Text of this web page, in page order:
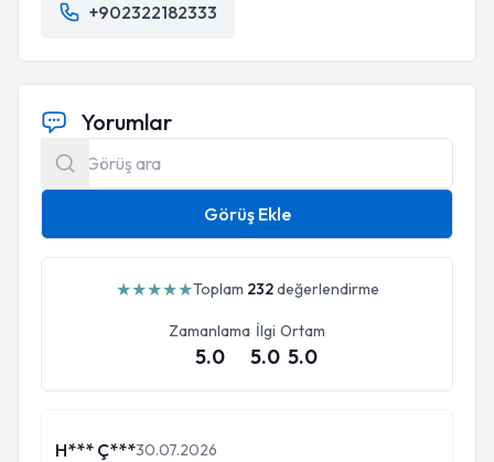
+902322182333
Yorumlar
Görüş Ekle
★★★★★Toplam 232değerlendirme
Zamanlama
5.0
İlgi
5.0
Ortam
5.0
H*** Ç***30.07.2026